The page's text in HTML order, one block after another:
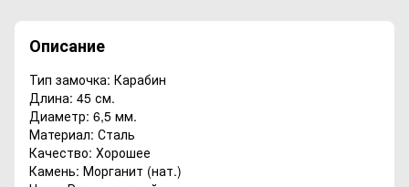
Описание
Тип замочка: Карабин
Длина: 45 см.
Диаметр: 6,5 мм.
Материал: Сталь
Качество: Хорошее
Камень: Морганит (нат.)